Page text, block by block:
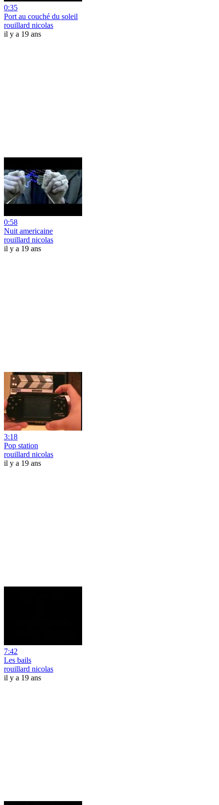
0:35
Port au couché du soleil
rouillard nicolas
il y a 19 ans
0:58
Nuit americaine
rouillard nicolas
il y a 19 ans
3:18
Pop station
rouillard nicolas
il y a 19 ans
7:42
Les bails
rouillard nicolas
il y a 19 ans